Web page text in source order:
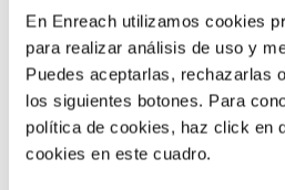
En Enreach utilizamos cookies
para realizar análisis de uso y
Puedes aceptarlas, rechazarlas
los siguientes botones. Para
política de cookies, haz click en
cookies en este cuadro.
Realiza llamadas telefónicas
quieras, en un click, sin
SABER MÁS